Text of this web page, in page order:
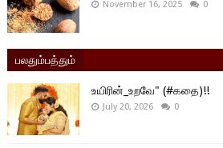
November 16, 2025 0
பலதும்பத்தும்
உயிரின்_உறவே" (#கதை)!!
July 20, 2026 0